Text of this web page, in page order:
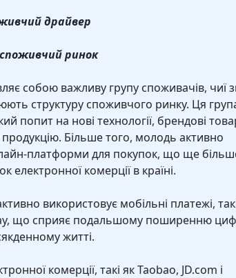
драйвер
ринок
собою важливу групу споживачів, чиї
структуру споживчого ринку. Ця
попит на нові технології, брендові
продукцію. Більше того, молодь активно
платформи для покупок, що ще
електронної комерції в країні.
використовує мобільні платежі,
що сприяє подальшому поширенню
житті.
комерції, такі як Taobao, JD.com і